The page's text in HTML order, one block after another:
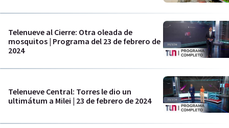
Telenueve al Cierre: Otra oleada de
mosquitos | Programa del 23 de febrero de
2024
Telenueve Central: Torres le dio un
ultimátum a Milei | 23 de febrero de 2024